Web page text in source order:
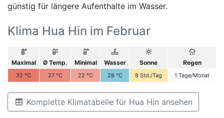
günstig für längere Aufenthalte im Wasser.
Klima Hua Hin im Februar
Maximal Ø Temp. Minimal Wasser Sonne Regen
32 °C 27 °C 22 °C 28 °C 8 Std./Tag 1 Tage/Monat
Komplette Klimatabelle für Hua Hin ansehen